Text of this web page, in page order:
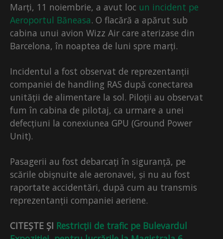
Marți, 11 noiembrie, a avut loc un incident pe
Aeroportul Băneasa. O flacără a apărut sub
cabina unui avion Wizz Air care aterizase din
Barcelona, în noaptea de luni spre marți.
Incidentul a fost observat de reprezentanții
companiei de handling RAS după conectarea
unității de alimentare la sol. Piloții au observat
fum în cabina de pilotaj, ca urmare a unei
defecțiuni la conexiunea GPU (Ground Power
Unit).
Pasagerii au fost debarcați în siguranță, pe
scările obișnuite ale aeronavei, și nu au fost
raportate accidentări, după cum au transmis
reprezentanții companiei aeriene.
CITEȘTE ȘI Restricții de trafic pe Bulevardul